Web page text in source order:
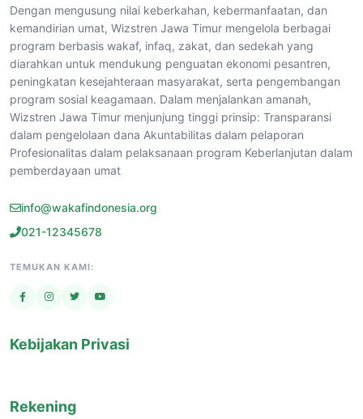
Dengan mengusung nilai keberkahan, kebermanfaatan, dan
kemandirian umat, Wizstren Jawa Timur mengelola berbagai
program berbasis wakaf, infaq, zakat, dan sedekah yang
diarahkan untuk mendukung penguatan ekonomi pesantren,
peningkatan kesejahteraan masyarakat, serta pengembangan
program sosial keagamaan. Dalam menjalankan amanah,
Wizstren Jawa Timur menjunjung tinggi prinsip: Transparansi
dalam pengelolaan dana Akuntabilitas dalam pelaporan
Profesionalitas dalam pelaksanaan program Keberlanjutan dalam
pemberdayaan umat
info@wakafindonesia.org
021-12345678
TEMUKAN KAMI:
Kebijakan Privasi
Rekening